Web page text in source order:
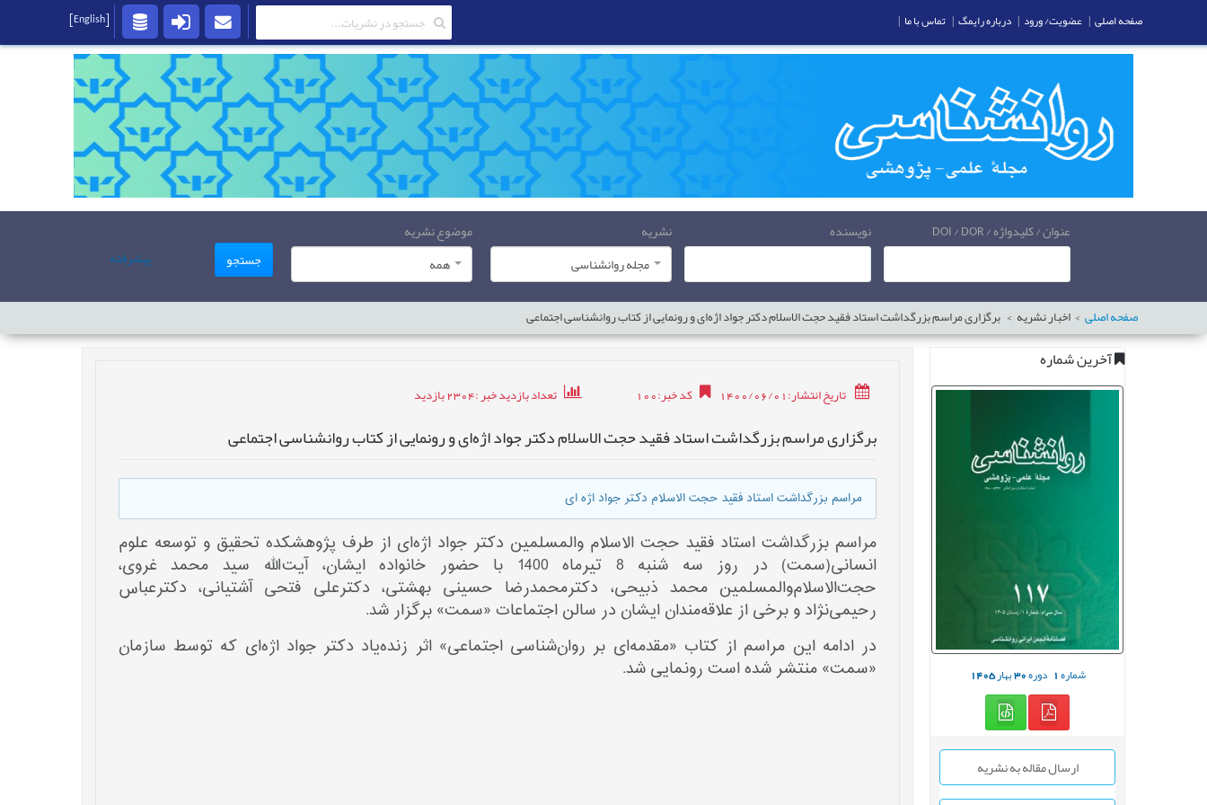
عنوان / کلیدواژه / DOI / DOR نویسنده
نشریه
مجله روانشناسی
موضوع نشریه
همه
جستجو پیشرفته
صفحه اصلی اخبار نشریه برگزاری مراسم بزرگداشت استاد فقید حجت الاسلام دکتر جواد اژه‌ای و رونمایی از کتاب روانشناسی اجتماعی
آخرین شماره
شماره1 دوره30بهار1405
ارسال مقاله به نشریه
تاریخ انتشار:1400/06/01 کد خبر:
100 تعداد بازدید خبر:2304 بازدید
برگزاری مراسم بزرگداشت استاد فقید حجت الاسلام دکتر جواد اژه‌ای و رونمایی از کتاب روانشناسی اجتماعی
مراسم بزرگداشت استاد فقید حجت الاسلام دکتر جواد اژه ای
مراسم بزرگداشت استاد فقید حجت الاسلام والمسلمین دکتر جواد اژه‌ای از طرف پژوهشکده تحقیق و توسعه علوم
انسانی(سمت) در روز سه شنبه 8 تیرماه 1400 با حضور خانواده ایشان، آیت‌الله سید محمد غروی،
حجت‌الاسلام‌والمسلمین محمد ذبیحی، دکترمحمدرضا حسینی بهشتی، دکترعلی فتحی آشتیانی، دکترعباس
رحیمی‌نژاد و برخی از علاقه‌مندان ایشان در سالن اجتماعات «سمت» برگزار شد.
در ادامه این مراسم از کتاب «مقدمه‌ای بر روان‌شناسی اجتماعی» اثر زنده‌یاد دکتر جواد اژه‌ای که توسط سازمان
«سمت» منتشر شده است رونمایی شد.
صفحه اصلی | عضویت/ ورود | درباره رایمگ | تماس با ما |
[English]